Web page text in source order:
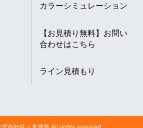
カラーシミュレーション
【お見積り無料】お問い
合わせはこちら
ライン見積もり